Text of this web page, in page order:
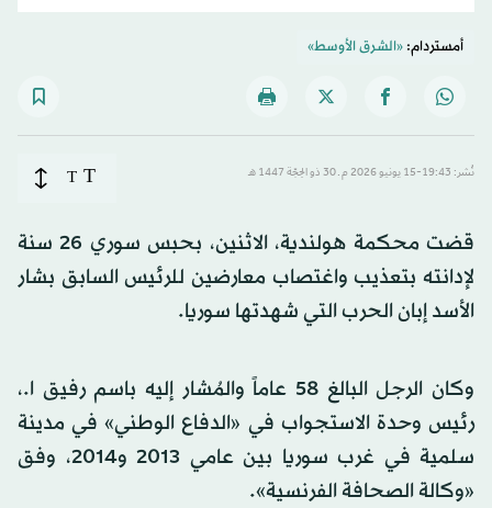
أمستردام:«الشرق الأوسط»
نُشر: 19:43-15 يونيو 2026 م ـ 30 ذو الحِجّة 1447 هـ T
T
قضت محكمة هولندية، الاثنين، بحبس سوري 26 سنة
لإدانته بتعذيب واغتصاب معارضين للرئيس السابق بشار
الأسد إبان الحرب التي شهدتها سوريا.
وكان الرجل البالغ 58 عاماً والمُشار إليه باسم رفيق ا.،
رئيس وحدة الاستجواب في «الدفاع الوطني» في مدينة
سلمية في غرب سوريا بين عامي 2013 و2014، وفق
«وكالة الصحافة الفرنسية».